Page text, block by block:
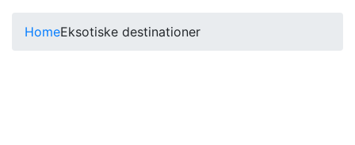
HomeEksotiske destinationer